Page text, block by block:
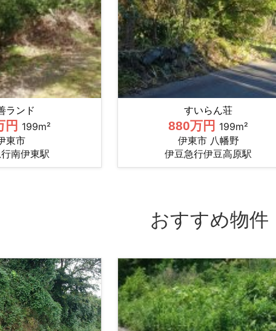
ランド
円 199m²
東市
南伊東駅
すいらん荘
880万円 199m²
伊東市 八幡野
伊豆急行伊豆高原駅
おすすめ物件